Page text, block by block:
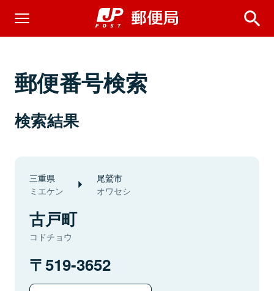
郵便番号検索
検索結果
三重県
ミエケン
尾鷲市
オワセシ
古戸町
コドチョウ
519-3652